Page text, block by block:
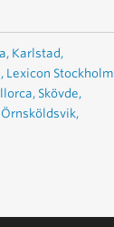
Karlstad,
Lexicon Stockholm
Skövde,
Örnsköldsvik,